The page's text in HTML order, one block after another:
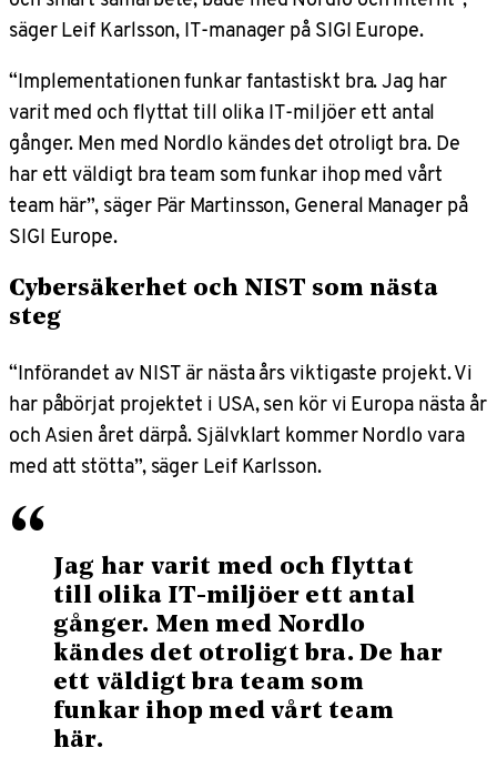
säger Leif Karlsson, IT-manager på SIGI Europe.
“Implementationen funkar fantastiskt bra. Jag har
varit med och flyttat till olika IT-miljöer ett antal
gånger. Men med Nordlo kändes det otroligt bra. De
har ett väldigt bra team som funkar ihop med vårt
team här”, säger Pär Martinsson, General Manager på
SIGI Europe.
Cybersäkerhet och NIST som nästa
steg
“Införandet av NIST är nästa års viktigaste projekt. Vi
har påbörjat projektet i USA, sen kör vi Europa nästa år
och Asien året därpå. Självklart kommer Nordlo vara
med att stötta”, säger Leif Karlsson.
“ Jag har varit med och flyttat
till olika IT-miljöer ett antal
gånger. Men med Nordlo
kändes det otroligt bra. De har
ett väldigt bra team som
funkar ihop med vårt team
här.